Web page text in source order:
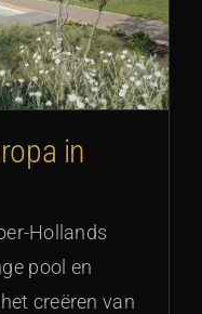
in
Hollands
pool en
creëren van